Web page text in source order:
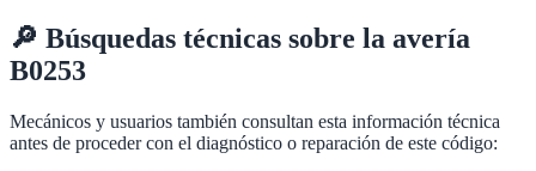
🔎 Búsquedas técnicas sobre la avería
B0253
Mecánicos y usuarios también consultan esta información técnica
antes de proceder con el diagnóstico o reparación de este código: